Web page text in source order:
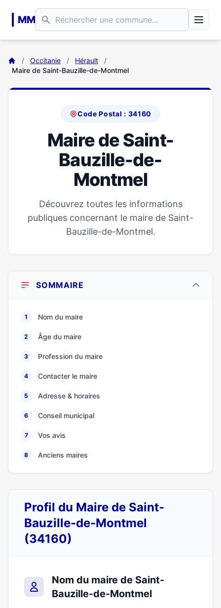
MM
/ Occitanie / Hérault
/
Maire de Saint-Bauzille-de-Montmel
Code Postal : 34160
Maire de Saint-
Bauzille-de-
Montmel
Découvrez toutes les informations
publiques concernant le maire de Saint-
Bauzille-de-Montmel.
SOMMAIRE
1 Nom du maire
2 Âge du maire
3 Profession du maire
4 Contacter le maire
5 Adresse & horaires
6 Conseil municipal
7 Vos avis
8 Anciens maires
Profil du Maire de Saint-
Bauzille-de-Montmel
(34160)
Nom du maire de Saint-
Bauzille-de-Montmel